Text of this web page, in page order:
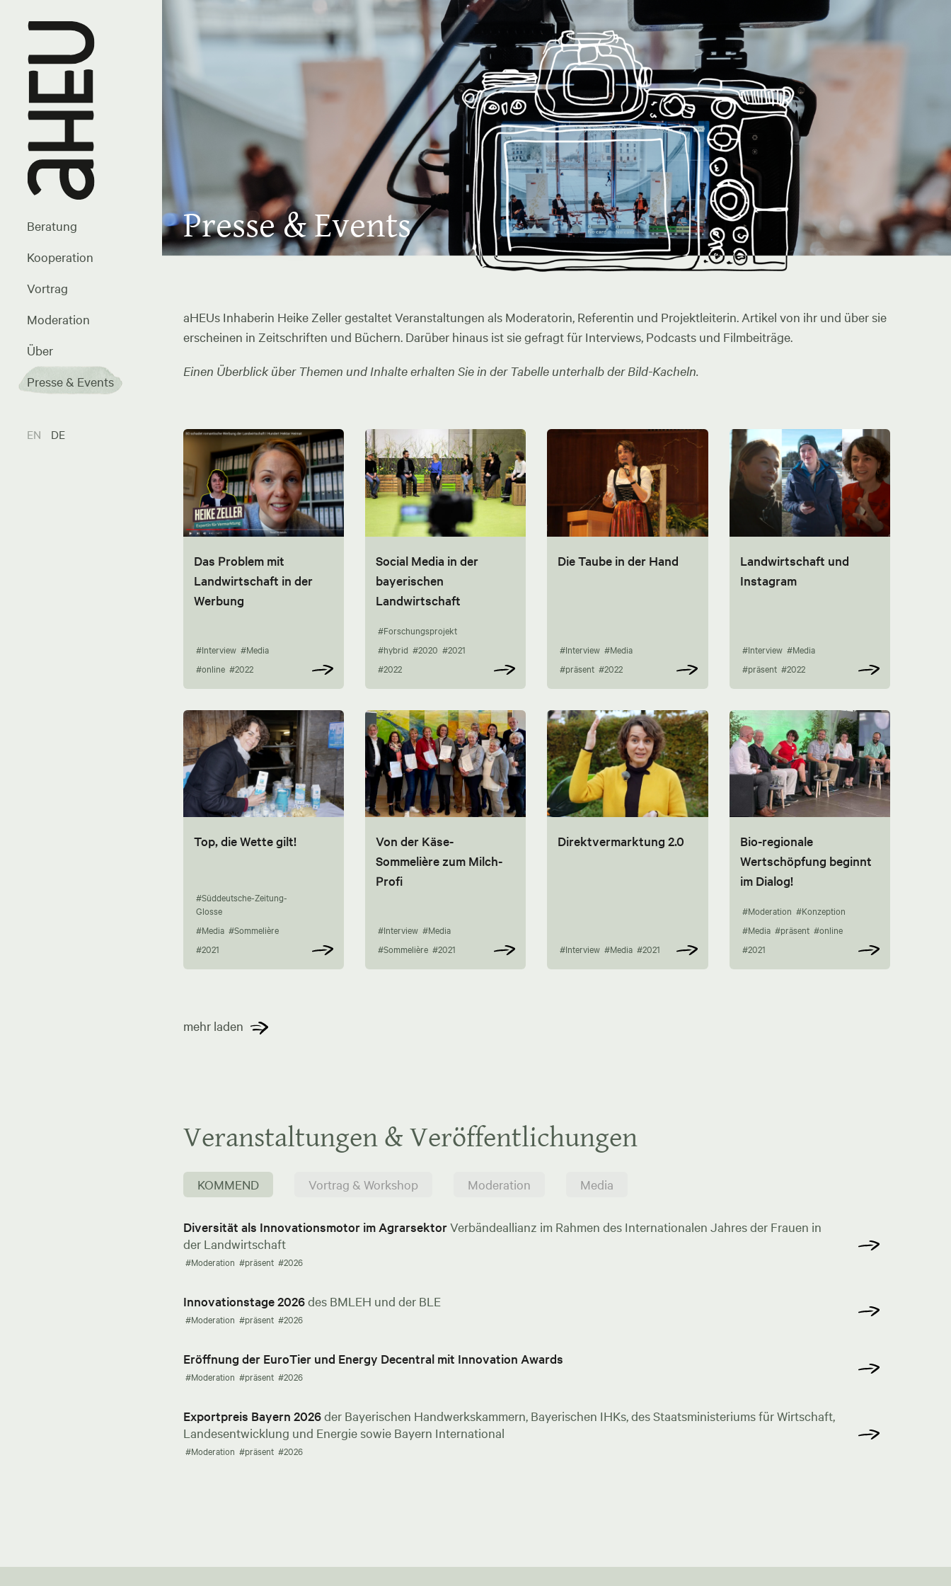
Beratung
Kooperation
Vortrag
Moderation
Über
Presse & Events
EN DE
Presse & Events
aHEUs Inhaberin Heike Zeller gestaltet Veranstaltungen als Moderatorin, Referentin und Projektleiterin. Artikel von ihr und über sie
erscheinen in Zeitschriften und Büchern. Darüber hinaus ist sie gefragt für Interviews, Podcasts und Filmbeiträge.
Einen Überblick über Themen und Inhalte erhalten Sie in der Tabelle unterhalb der Bild-Kacheln.
Das Problem mit
Landwirtschaft in der
Werbung
#Interview #Media
#online #2022
Social Media in der
bayerischen
Landwirtschaft
#Forschungsprojekt
#hybrid #2020 #2021
#2022
Die Taube in der Hand
#Interview #Media
#präsent #2022
Landwirtschaft und
Instagram
#Interview #Media
#präsent #2022
Top, die Wette gilt!
#Süddeutsche-Zeitung-
Glosse
#Media #Sommelière
#2021
Von der Käse-
Sommelière zum Milch-
Profi
#Interview #Media
#Sommelière #2021
Direktvermarktung 2.0
#Interview #Media #2021
Bio-regionale
Wertschöpfung beginnt
im Dialog!
#Moderation #Konzeption
#Media #präsent #online
#2021
mehr laden
Veranstaltungen & Veröffentlichungen
KOMMEND Vortrag & Workshop Moderation Media
Diversität als Innovationsmotor im AgrarsektorVerbändeallianz im Rahmen des Internationalen Jahres der Frauen in
der Landwirtschaft
#Moderation #präsent #2026
Innovationstage 2026des BMLEH und der BLE
#Moderation #präsent #2026
Eröffnung der EuroTier und Energy Decentral mit Innovation Awards
#Moderation #präsent #2026
Exportpreis Bayern 2026der Bayerischen Handwerkskammern, Bayerischen IHKs, des Staatsministeriums für Wirtschaft,
Landesentwicklung und Energie sowie Bayern International
#Moderation #präsent #2026